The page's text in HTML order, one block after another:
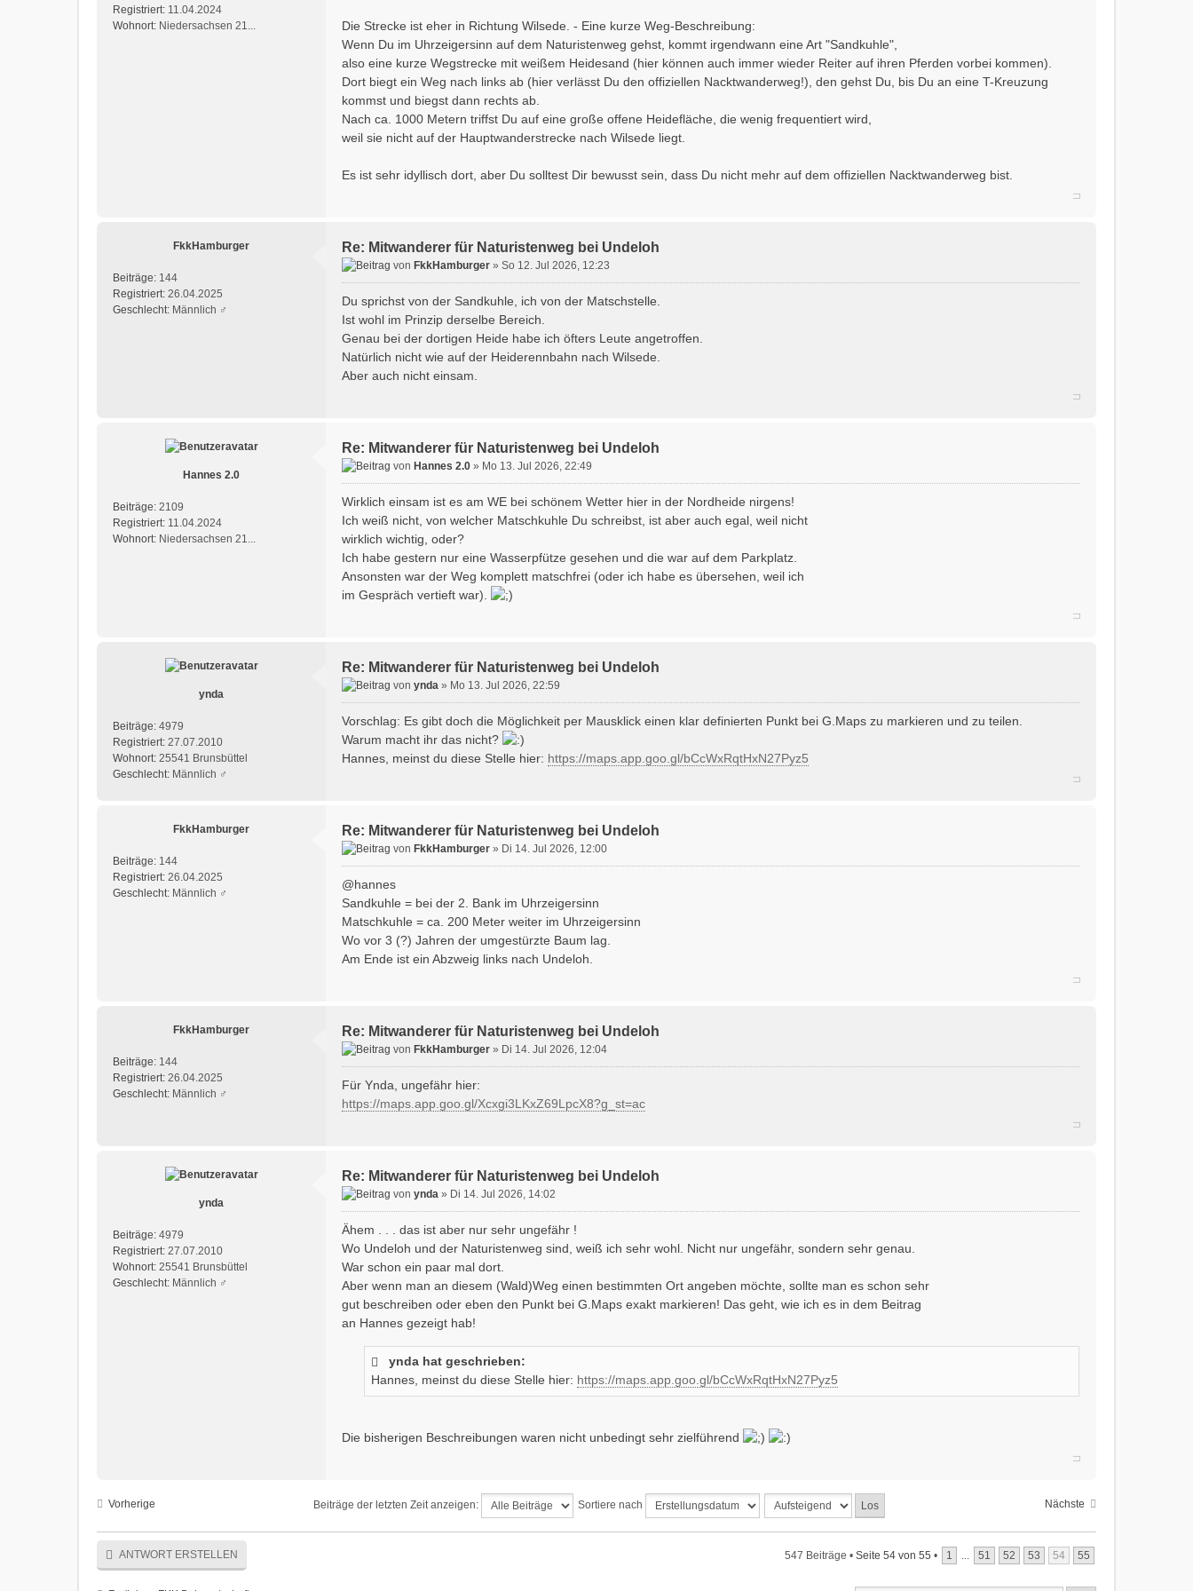
Registriert: 11.04.2024
Wohnort: Niedersachsen 21...
Die Strecke ist eher in Richtung Wilsede. - Eine kurze Weg-Beschreibung:
Wenn Du im Uhrzeigersinn auf dem Naturistenweg gehst, kommt irgendwann eine Art "Sandkuhle",
also eine kurze Wegstrecke mit weißem Heidesand (hier können auch immer wieder Reiter auf ihren Pferden vorbei kommen).
Dort biegt ein Weg nach links ab (hier verlässt Du den offiziellen Nacktwanderweg!), den gehst Du, bis Du an eine T-Kreuzung
kommst und biegst dann rechts ab.
Nach ca. 1000 Metern triffst Du auf eine große offene Heidefläche, die wenig frequentiert wird,
weil sie nicht auf der Hauptwanderstrecke nach Wilsede liegt.
Es ist sehr idyllisch dort, aber Du solltest Dir bewusst sein, dass Du nicht mehr auf dem offiziellen Nacktwanderweg bist.
FkkHamburger
Beiträge: 144
Registriert: 26.04.2025
Geschlecht: Männlich ♂
Re: Mitwanderer für Naturistenweg bei Undeloh
von FkkHamburger » So 12. Jul 2026, 12:23
Du sprichst von der Sandkuhle, ich von der Matschstelle.
Ist wohl im Prinzip derselbe Bereich.
Genau bei der dortigen Heide habe ich öfters Leute angetroffen.
Natürlich nicht wie auf der Heiderennbahn nach Wilsede.
Aber auch nicht einsam.
Hannes 2.0
Beiträge: 2109
Registriert: 11.04.2024
Wohnort: Niedersachsen 21...
Re: Mitwanderer für Naturistenweg bei Undeloh
von Hannes 2.0 » Mo 13. Jul 2026, 22:49
Wirklich einsam ist es am WE bei schönem Wetter hier in der Nordheide nirgens!
Ich weiß nicht, von welcher Matschkuhle Du schreibst, ist aber auch egal, weil nicht
wirklich wichtig, oder?
Ich habe gestern nur eine Wasserpfütze gesehen und die war auf dem Parkplatz.
Ansonsten war der Weg komplett matschfrei (oder ich habe es übersehen, weil ich
im Gespräch vertieft war).
ynda
Beiträge: 4979
Registriert: 27.07.2010
Wohnort: 25541 Brunsbüttel
Geschlecht: Männlich ♂
Re: Mitwanderer für Naturistenweg bei Undeloh
von ynda » Mo 13. Jul 2026, 22:59
Vorschlag: Es gibt doch die Möglichkeit per Mausklick einen klar definierten Punkt bei G.Maps zu markieren und zu teilen.
Warum macht ihr das nicht?
Hannes, meinst du diese Stelle hier: https://maps.app.goo.gl/bCcWxRqtHxN27Pyz5
FkkHamburger
Beiträge: 144
Registriert: 26.04.2025
Geschlecht: Männlich ♂
Re: Mitwanderer für Naturistenweg bei Undeloh
von FkkHamburger » Di 14. Jul 2026, 12:00
@hannes
Sandkuhle = bei der 2. Bank im Uhrzeigersinn
Matschkuhle = ca. 200 Meter weiter im Uhrzeigersinn
Wo vor 3 (?) Jahren der umgestürzte Baum lag.
Am Ende ist ein Abzweig links nach Undeloh.
FkkHamburger
Beiträge: 144
Registriert: 26.04.2025
Geschlecht: Männlich ♂
Re: Mitwanderer für Naturistenweg bei Undeloh
von FkkHamburger » Di 14. Jul 2026, 12:04
Für Ynda, ungefähr hier:
https://maps.app.goo.gl/Xcxgi3LKxZ69LpcX8?g_st=ac
ynda
Beiträge: 4979
Registriert: 27.07.2010
Wohnort: 25541 Brunsbüttel
Geschlecht: Männlich ♂
Re: Mitwanderer für Naturistenweg bei Undeloh
von ynda » Di 14. Jul 2026, 14:02
Ähem . . . das ist aber nur sehr ungefähr !
Wo Undeloh und der Naturistenweg sind, weiß ich sehr wohl. Nicht nur ungefähr, sondern sehr genau.
War schon ein paar mal dort.
Aber wenn man an diesem (Wald)Weg einen bestimmten Ort angeben möchte, sollte man es schon sehr
gut beschreiben oder eben den Punkt bei G.Maps exakt markieren! Das geht, wie ich es in dem Beitrag
an Hannes gezeigt hab!
ynda hat geschrieben:
Hannes, meinst du diese Stelle hier: https://maps.app.goo.gl/bCcWxRqtHxN27Pyz5
Die bisherigen Beschreibungen waren nicht unbedingt sehr zielführend
Vorherige Nächste
Beiträge der letzten Zeit anzeigen: Sortiere nach
ANTWORT ERSTELLEN 547 Beiträge • Seite 54 von 55 • 1 ... 51 52 53 54 55